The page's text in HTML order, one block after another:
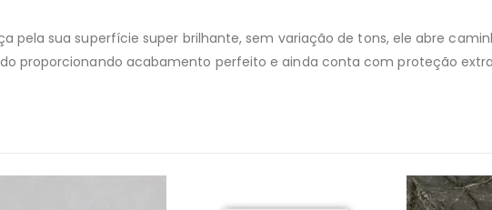
pela sua superfície super brilhante, sem variação de tons, ele abre
proporcionando acabamento perfeito e ainda conta com proteção